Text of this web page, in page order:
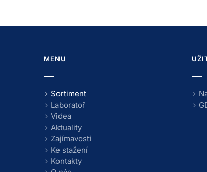
MENU
Sortiment
Laboratoř
Videa
Aktuality
Zajímavosti
Ke stažení
Kontakty